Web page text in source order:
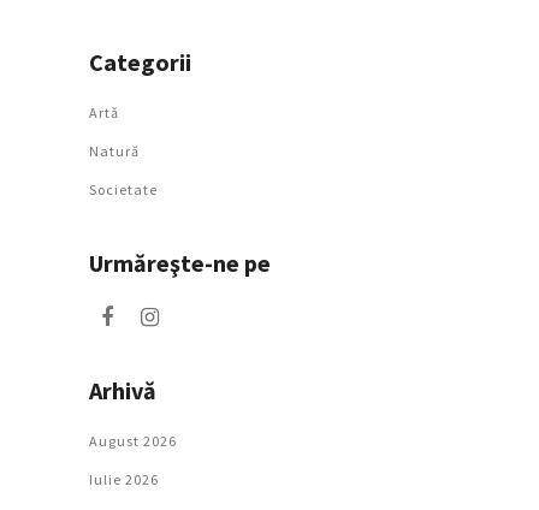
Categorii
Artǎ
Natură
Societate
Urmăreşte-ne pe
Arhivă
August 2026
Iulie 2026